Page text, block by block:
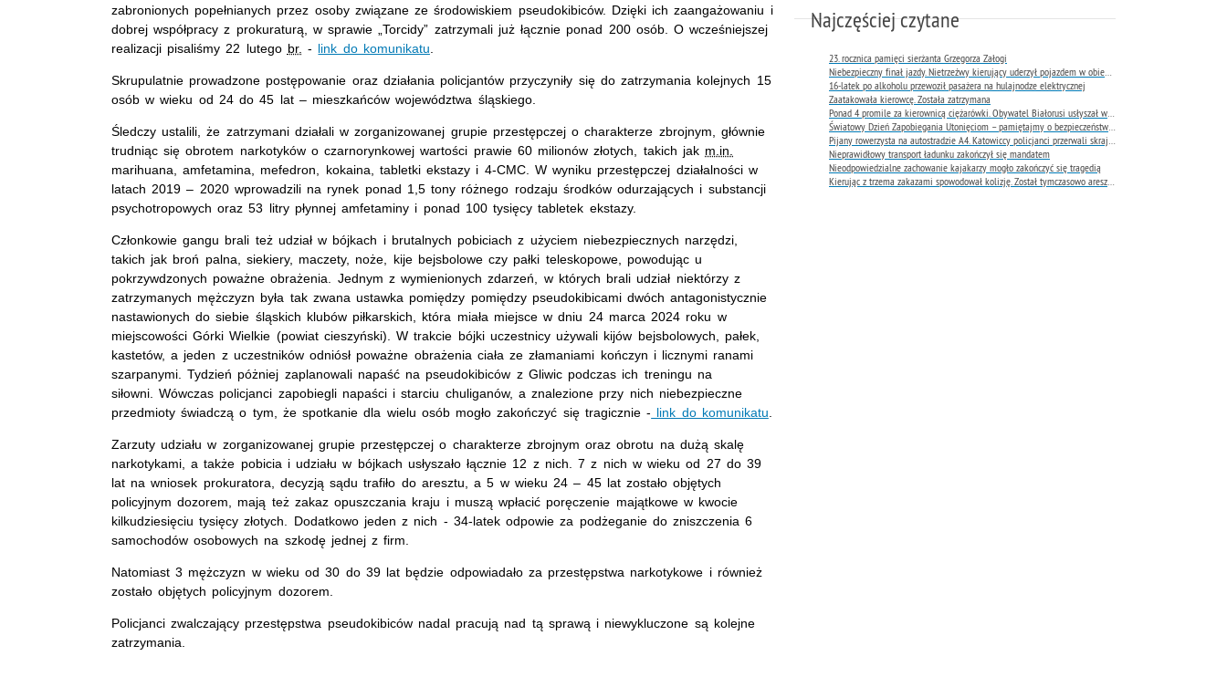
Najczęściej czytane
23. rocznica pamięci sierżanta Grzegorza Załogi
16-latek po alkoholu przewoził pasażera na hulajnodze elektrycznej
Zaatakowała kierowcę. Została zatrzymana
Nieprawidłowy transport ładunku zakończył się mandatem
Nieodpowiedzialne zachowanie kajakarzy mogło zakończyć się tragedią
zabronionych popełnianych przez osoby związane ze środowiskiem pseudokibiców. Dzięki ich zaangażowaniu i
dobrej współpracy z prokuraturą, w sprawie „Torcidy” zatrzymali już łącznie ponad 200 osób. O wcześniejszej
realizacji pisaliśmy 22 lutego br. - link do komunikatu.
Skrupulatnie prowadzone postępowanie oraz działania policjantów przyczyniły się do zatrzymania kolejnych 15
osób w wieku od 24 do 45 lat – mieszkańców województwa śląskiego.
Śledczy ustalili, że zatrzymani działali w zorganizowanej grupie przestępczej o charakterze zbrojnym, głównie
trudniąc się obrotem narkotyków o czarnorynkowej wartości prawie 60 milionów złotych, takich jak m.in.
marihuana, amfetamina, mefedron, kokaina, tabletki ekstazy i 4-CMC. W wyniku przestępczej działalności w
latach 2019 – 2020 wprowadzili na rynek ponad 1,5 tony różnego rodzaju środków odurzających i substancji
psychotropowych oraz 53 litry płynnej amfetaminy i ponad 100 tysięcy tabletek ekstazy.
Członkowie gangu brali też udział w bójkach i brutalnych pobiciach z użyciem niebezpiecznych narzędzi,
takich jak broń palna, siekiery, maczety, noże, kije bejsbolowe czy pałki teleskopowe, powodując u
pokrzywdzonych poważne obrażenia. Jednym z wymienionych zdarzeń, w których brali udział niektórzy z
zatrzymanych mężczyzn była tak zwana ustawka pomiędzy pomiędzy pseudokibicami dwóch antagonistycznie
nastawionych do siebie śląskich klubów piłkarskich, która miała miejsce w dniu 24 marca 2024 roku w
miejscowości Górki Wielkie (powiat cieszyński). W trakcie bójki uczestnicy używali kijów bejsbolowych, pałek,
kastetów, a jeden z uczestników odniósł poważne obrażenia ciała ze złamaniami kończyn i licznymi ranami
szarpanymi. Tydzień póżniej zaplanowali napaść na pseudokibiców z Gliwic podczas ich treningu na
siłowni. Wówczas policjanci zapobiegli napaści i starciu chuliganów, a znalezione przy nich niebezpieczne
przedmioty świadczą o tym, że spotkanie dla wielu osób mogło zakończyć się tragicznie - link do komunikatu.
Zarzuty udziału w zorganizowanej grupie przestępczej o charakterze zbrojnym oraz obrotu na dużą skalę
narkotykami, a także pobicia i udziału w bójkach usłyszało łącznie 12 z nich. 7 z nich w wieku od 27 do 39
lat na wniosek prokuratora, decyzją sądu trafiło do aresztu, a 5 w wieku 24 – 45 lat zostało objętych
policyjnym dozorem, mają też zakaz opuszczania kraju i muszą wpłacić poręczenie majątkowe w kwocie
kilkudziesięciu tysięcy złotych. Dodatkowo jeden z nich - 34-latek odpowie za podżeganie do zniszczenia 6
samochodów osobowych na szkodę jednej z firm.
Natomiast 3 mężczyzn w wieku od 30 do 39 lat będzie odpowiadało za przestępstwa narkotykowe i również
zostało objętych policyjnym dozorem.
Policjanci zwalczający przestępstwa pseudokibiców nadal pracują nad tą sprawą i niewykluczone są kolejne
zatrzymania.